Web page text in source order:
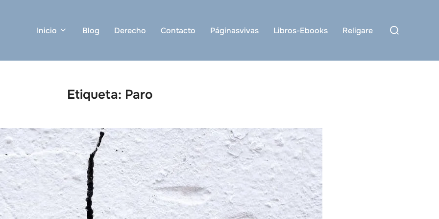
Inicio Blog Derecho Contacto Páginasvivas Libros-Ebooks Religare
Buscar:
Etiqueta: Paro